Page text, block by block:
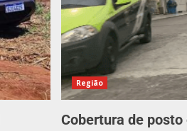
Região
Cobertura de